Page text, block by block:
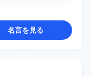
名言を見る